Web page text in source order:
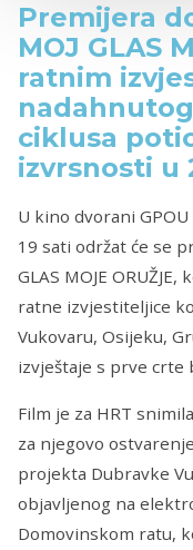
Premijera
MOJ GLAS
ratnim
ciklusa
izvrsnosti u
U kino dvorani
19 sati održat će se
GLAS MOJE
ratne izvjestiteljice
Vukovaru, Osijeku,
izvještaje s prve crte
Film je za HRT
za njegovo
projekta Dubravke
objavljenog na
Domovinskom ratu,